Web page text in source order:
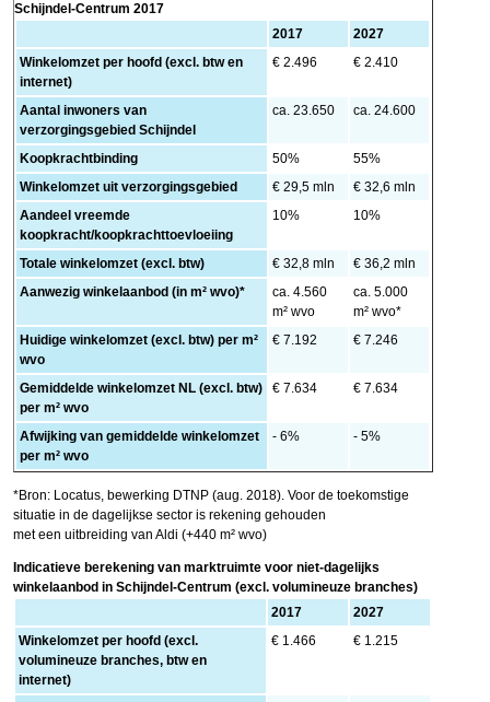
Schijndel-Centrum 2017
2017
2027
Winkelomzet per hoofd (excl. btw en
internet)
€ 2.496 € 2.410
Aantal inwoners van
verzorgingsgebied Schijndel
ca. 23.650 ca. 24.600
Koopkrachtbinding 50%
55%
Winkelomzet uit verzorgingsgebied
€ 29,5 mln
€ 32,6 mln
Aandeel vreemde
koopkracht/koopkrachttoevloeiing
10% 10%
Totale winkelomzet (excl. btw) € 32,8 mln
€ 36,2 mln
Aanwezig winkelaanbod (in m² wvo)*
ca. 4.560
m² wvo
ca. 5.000
m² wvo*
Huidige winkelomzet (excl. btw) per m²
wvo
€ 7.192 € 7.246
Gemiddelde winkelomzet NL (excl. btw)
per m² wvo
€ 7.634 € 7.634
Afwijking van gemiddelde winkelomzet
per m² wvo
- 6% - 5%
*Bron: Locatus, bewerking DTNP (aug. 2018). Voor de toekomstige
situatie in de dagelijkse sector is rekening gehouden
met een uitbreiding van Aldi (+440 m² wvo)
Indicatieve berekening van marktruimte voor niet-dagelijks
winkelaanbod in Schijndel-Centrum (excl. volumineuze branches)
2017
2027
Winkelomzet per hoofd (excl.
volumineuze branches, btw en
internet)
€ 1.466 € 1.215